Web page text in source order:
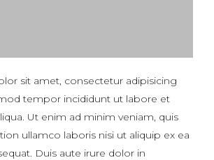
sit amet, consectetur adipisicing
tempor incididunt ut labore et
Ut enim ad minim veniam, quis
ullamco laboris nisi ut aliquip ex ea
Duis aute irure dolor in